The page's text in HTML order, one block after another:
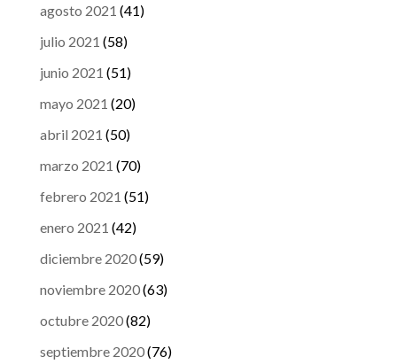
agosto 2021 (41)
julio 2021 (58)
junio 2021 (51)
mayo 2021 (20)
abril 2021 (50)
marzo 2021 (70)
febrero 2021 (51)
enero 2021 (42)
diciembre 2020(59)
noviembre 2020(63)
octubre 2020(82)
septiembre 2020(76)